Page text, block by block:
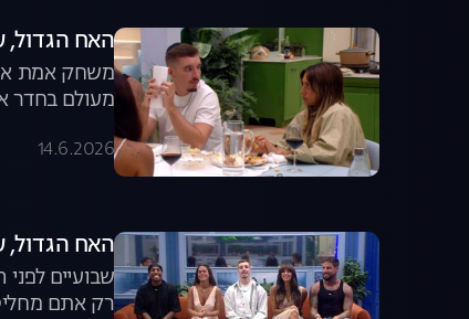
האח הגדול, עונה 8, פרק 58: המשחק
משחק אמת או
מעולם בחדר
14.6.2026
האח הגדול, עונה 8, פרק 57:
שבועיים
רק אתם